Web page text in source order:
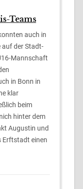
Teams
auch in
auf der Stadt-
Mannschaft
in Bonn in
klar
beim
hinter dem
Augustin und
Erftstadt einen